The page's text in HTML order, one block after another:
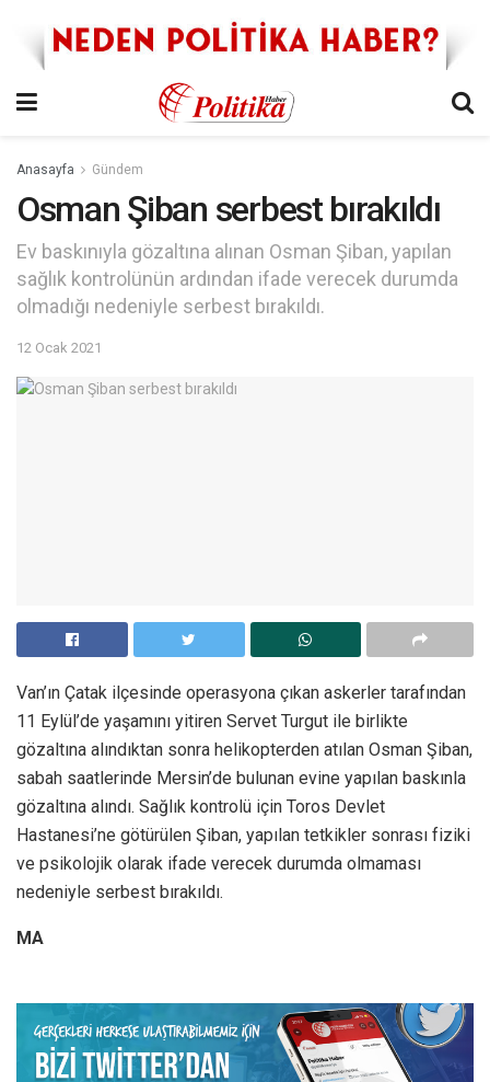
Anasayfa Gündem
Osman Şiban serbest bırakıldı
Ev baskınıyla gözaltına alınan Osman Şiban, yapılan
sağlık kontrolünün ardından ifade verecek durumda
olmadığı nedeniyle serbest bırakıldı.
12 Ocak 2021
Van’ın Çatak ilçesinde operasyona çıkan askerler tarafından
11 Eylül’de yaşamını yitiren Servet Turgut ile birlikte
gözaltına alındıktan sonra helikopterden atılan Osman Şiban,
sabah saatlerinde Mersin’de bulunan evine yapılan baskınla
gözaltına alındı. Sağlık kontrolü için Toros Devlet
Hastanesi’ne götürülen Şiban, yapılan tetkikler sonrası fiziki
ve psikolojik olarak ifade verecek durumda olmaması
nedeniyle serbest bırakıldı.
MA